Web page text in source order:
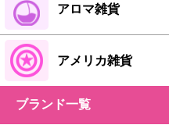
アロマ雑貨
アメリカ雑貨
ブランド一覧